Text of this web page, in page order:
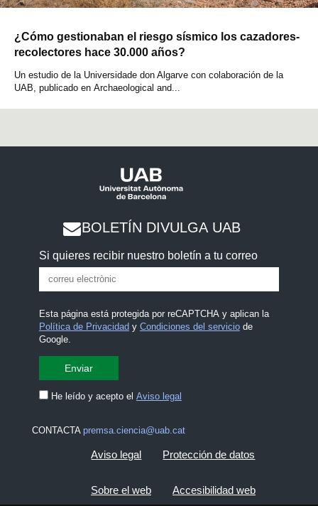
¿Cómo gestionaban el riesgo sísmico los cazadores-
recolectores hace 30.000 años?
Un estudio de la Universidade don Algarve con colaboración de la
UAB, publicado en Archaeological and...
BOLETÍN DIVULGA UAB
Si quieres recibir nuestro boletín a tu correo
Esta página está protegida por reCAPTCHA y aplican la
Política de Privacidad y Condiciones del serviciode
Google.
He leído y acepto el Aviso legal
CONTACTA premsa.ciencia@uab.cat
Aviso legal Protección de datos
Sobre el web Accesibilidad web